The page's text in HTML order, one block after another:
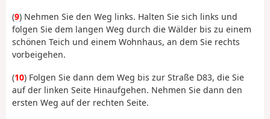
(9) Nehmen Sie den Weg links. Halten Sie sich links und
folgen Sie dem langen Weg durch die Wälder bis zu einem
schönen Teich und einem Wohnhaus, an dem Sie rechts
vorbeigehen.
(10) Folgen Sie dann dem Weg bis zur Straße D83, die Sie
auf der linken Seite Hinaufgehen. Nehmen Sie dann den
ersten Weg auf der rechten Seite.